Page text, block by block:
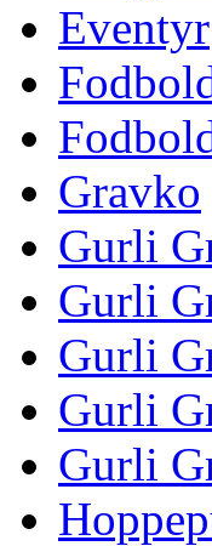
Eventyr
Gravko
Gurli
Gurli
Gurli
Gurli
Gurli